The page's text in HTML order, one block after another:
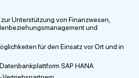
Unterstützung von Finanzwesen,
und
für den Einsatz vor Ort und in
SAP HANA